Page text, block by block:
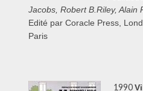
Jacobs, Robert B.Riley, Alain
Edité par Coracle Press,
Paris
1990